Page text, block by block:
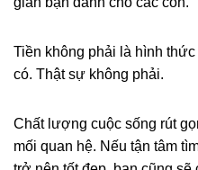
Tiền không phải là hình
có. Thật sự không phải.
Chất lượng cuộc sống rút
mối quan hệ. Nếu tận tâm